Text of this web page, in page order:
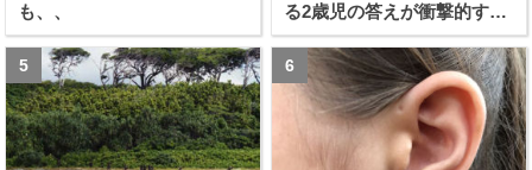
も、、
る2歳児の答えが衝撃的すぎ
る！！